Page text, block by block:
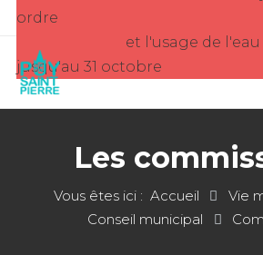
ordre
et l'usage de l'eau
jusqu'au 31 octobre
Les
Vous êtes ici : Accueil
Vie
Conseil municipal